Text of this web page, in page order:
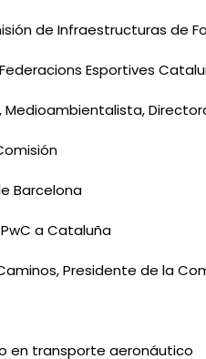
de Infraestructuras de
Esportives
Barcelona
a Cataluña
Presidente de la
en transporte aeronáutico